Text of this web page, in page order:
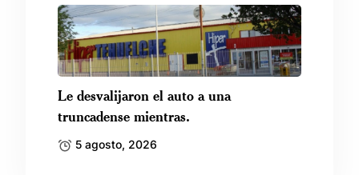
Le desvalijaron el auto a una
truncadense mientras.
5 agosto, 2026